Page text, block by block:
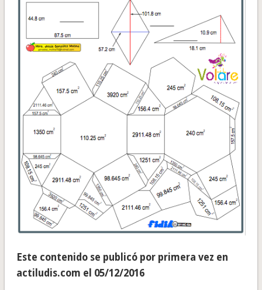
Este contenido se publicó por primera vez en
actiludis.com el 05/12/2016